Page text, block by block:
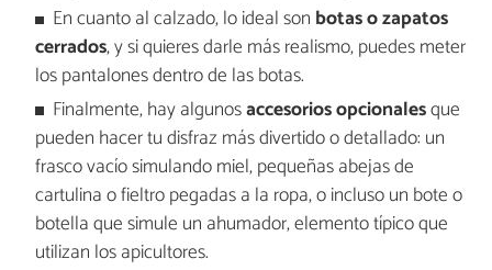
En cuanto al calzado, lo ideal son botas o zapatos
cerrados, y si quieres darle más realismo, puedes meter
los pantalones dentro de las botas.
Finalmente, hay algunosaccesorios opcionalesque
pueden hacer tu disfraz más divertido o detallado: un
frasco vacío simulando miel, pequeñas abejas de
cartulina o fieltro pegadas a la ropa, o incluso un bote o
botella que simule un ahumador, elemento típico que
utilizan los apicultores.